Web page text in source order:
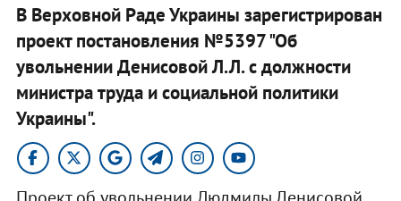
В Верховной Раде Украины зарегистрирован
проект постановления №5397 "Об
увольнении Денисовой Л.Л. с должности
министра труда и социальной политики
Украины".